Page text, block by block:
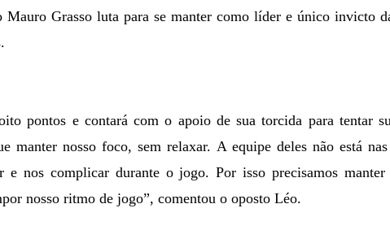
Mauro Grasso luta para se manter como líder e único invicto
pontos e contará com o apoio de sua torcida para tentar
manter nosso foco, sem relaxar. A equipe deles não está
e nos complicar durante o jogo. Por isso precisamos manter
nosso ritmo de jogo”, comentou o oposto Léo.